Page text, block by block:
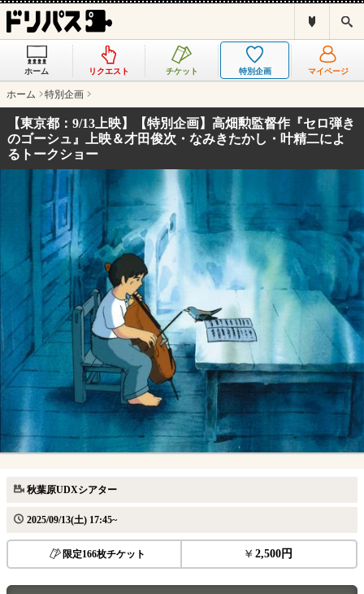
ス
ホーム リクエスト チケット 特別企画 マイページ
ホーム 特別企画
【東京都：9/13上映】【特別企画】高畑勲監督作『セロ弾き
のゴーシュ』上映＆才田俊次・なみきたかし・叶精二によ
るトークショー
秋葉原UDXシアター
2025/09/13(土) 17:45~
限定166枚チケット 2,500円